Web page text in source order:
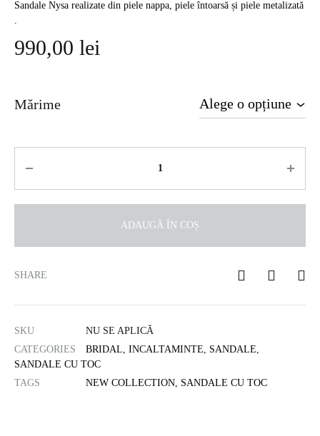
Sandale Nysa realizate din piele nappa, piele întoarsă și piele metalizată
990,00 lei
Mărime
ADAUGĂ ÎN COȘ
SHARE
SKU
NU SE APLICĂ
CATEGORIES
BRIDAL INCALTAMINTE SANDALE
SANDALE CU TOC
TAGS
NEW COLLECTION SANDALE CU TOC